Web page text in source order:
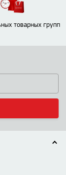
товарных групп